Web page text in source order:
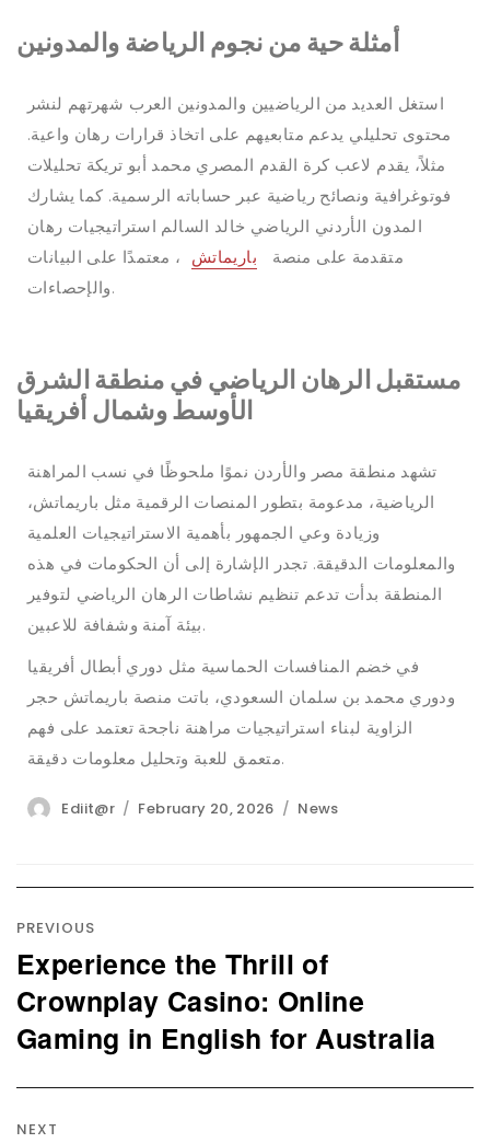
أمثلة حية من نجوم الرياضة والمدونين
استغل العديد من الرياضيين والمدونين العرب شهرتهم لنشر
محتوى تحليلي يدعم متابعيهم على اتخاذ قرارات رهان واعية.
مثلاً، يقدم لاعب كرة القدم المصري محمد أبو تريكة تحليلات
فوتوغرافية ونصائح رياضية عبر حساباته الرسمية. كما يشارك
المدون الأردني الرياضي خالد السالم استراتيجيات رهان
متقدمة على منصة
باريماتش ، معتمدًا على البيانات
والإحصاءات.
مستقبل الرهان الرياضي في منطقة الشرق
الأوسط وشمال أفريقيا
تشهد منطقة مصر والأردن نموًا ملحوظًا في نسب المراهنة
الرياضية، مدعومة بتطور المنصات الرقمية مثل باريماتش،
وزيادة وعي الجمهور بأهمية الاستراتيجيات العلمية
والمعلومات الدقيقة. تجدر الإشارة إلى أن الحكومات في هذه
المنطقة بدأت تدعم تنظيم نشاطات الرهان الرياضي لتوفير
بيئة آمنة وشفافة للاعبين.
في خضم المنافسات الحماسية مثل دوري أبطال أفريقيا
ودوري محمد بن سلمان السعودي، باتت منصة باريماتش حجر
الزاوية لبناء استراتيجيات مراهنة ناجحة تعتمد على فهم
متعمق للعبة وتحليل معلومات دقيقة.
Author
Ediit@r
Posted
February 20, 2026 Categories
News
navigation
PREVIOUS
Previous
post:
Experience the Thrill of
Crownplay Casino: Online
Gaming in English for Australia
NEXT